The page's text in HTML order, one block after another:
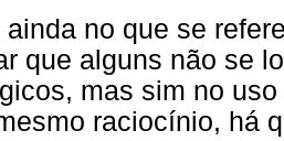
ainda no que se
que alguns não se
mas sim no
raciocínio, há